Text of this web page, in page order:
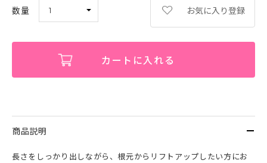
お気に入り登録
カートに入れる
商品説明
長さをしっかり出しながら、根元からリフトアップしたい方にお